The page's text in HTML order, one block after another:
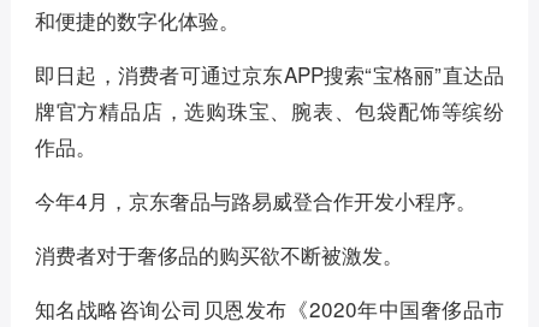
和便捷的数字化体验。
即日起，消费者可通过京东APP搜索“宝格丽”直达品
牌官方精品店，选购珠宝、腕表、包袋配饰等缤纷
作品。
今年4月，京东奢品与路易威登合作开发小程序。
消费者对于奢侈品的购买欲不断被激发。
知名战略咨询公司贝恩发布《2020年中国奢侈品市